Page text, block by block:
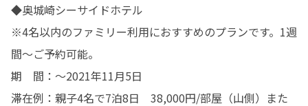
◆奥城崎シーサイドホテル
※4名以内のファミリー利用におすすめのプランです。1週
間～ご予約可能。
期　間：～2021年11月5日
滞在例：親子4名で7泊8日　38,000円/部屋（山側）また